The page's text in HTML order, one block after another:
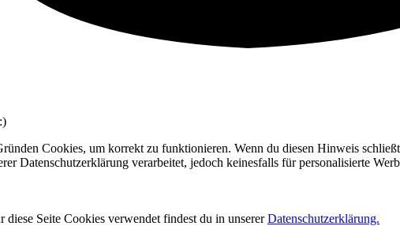
Cookies, um korrekt zu funktionieren. Wenn du diesen Hinweis
Datenschutzerklärung verarbeitet, jedoch keinesfalls für personalisierte
Seite Cookies verwendet findest du in unsererDatenschutzerklärung.